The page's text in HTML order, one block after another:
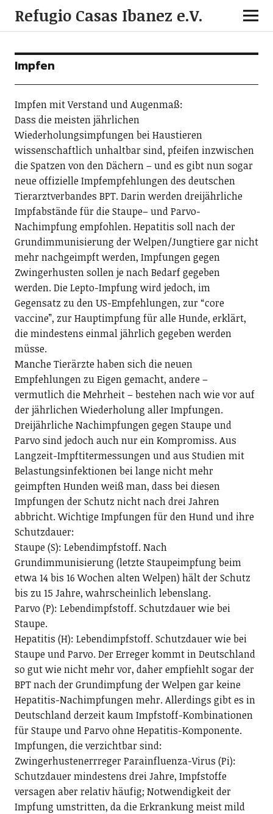
Refugio Casas Ibanez e.V.
Impfen
Impfen mit Verstand und Augenmaß:
Dass die meisten jährlichen
Wiederholungsimpfungen bei Haustieren
wissenschaftlich unhaltbar sind, pfeifen inzwischen
die Spatzen von den Dächern – und es gibt nun sogar
neue offizielle Impfempfehlungen des deutschen
Tierarztverbandes BPT. Darin werden dreijährliche
Impfabstände für die Staupe– und Parvo-
Nachimpfung empfohlen. Hepatitis soll nach der
Grundimmunisierung der Welpen/Jungtiere gar nicht
mehr nachgeimpft werden, Impfungen gegen
Zwingerhusten sollen je nach Bedarf gegeben
werden. Die Lepto-Impfung wird jedoch, im
Gegensatz zu den US-Empfehlungen, zur “core
vaccine”, zur Hauptimpfung für alle Hunde, erklärt,
die mindestens einmal jährlich gegeben werden
müsse.
Manche Tierärzte haben sich die neuen
Empfehlungen zu Eigen gemacht, andere –
vermutlich die Mehrheit – bestehen nach wie vor auf
der jährlichen Wiederholung aller Impfungen.
Dreijährliche Nachimpfungen gegen Staupe und
Parvo sind jedoch auch nur ein Kompromiss. Aus
Langzeit-Impftitermessungen und aus Studien mit
Belastungsinfektionen bei lange nicht mehr
geimpften Hunden weiß man, dass bei diesen
Impfungen der Schutz nicht nach drei Jahren
abbricht. Wichtige Impfungen für den Hund und ihre
Schutzdauer:
Staupe (S): Lebendimpfstoff. Nach
Grundimmunisierung (letzte Staupeimpfung beim
etwa 14 bis 16 Wochen alten Welpen) hält der Schutz
bis zu 15 Jahre, wahrscheinlich lebenslang.
Parvo (P): Lebendimpfstoff. Schutzdauer wie bei
Staupe.
Hepatitis (H): Lebendimpfstoff. Schutzdauer wie bei
Staupe und Parvo. Der Erreger kommt in Deutschland
so gut wie nicht mehr vor, daher empfiehlt sogar der
BPT nach der Grundimpfung der Welpen gar keine
Hepatitis-Nachimpfungen mehr. Allerdings gibt es in
Deutschland derzeit kaum Impfstoff-Kombinationen
für Staupe und Parvo ohne Hepatitis-Komponente.
Impfungen, die verzichtbar sind:
Zwingerhustenerrreger Parainfluenza-Virus (Pi):
Schutzdauer mindestens drei Jahre, Impfstoffe
versagen aber relativ häufig; Notwendigkeit der
Impfung umstritten, da die Erkrankung meist mild